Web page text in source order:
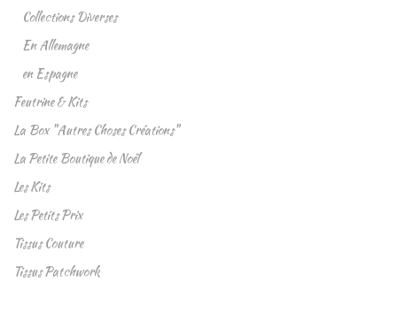
Collections Diverses
En Allemagne
en Espagne
Feutrine & Kits
La Box "Autres Choses Créations"
La Petite Boutique de Noël
Les Kits
Les Petits Prix
Tissus Couture
Tissus Patchwork